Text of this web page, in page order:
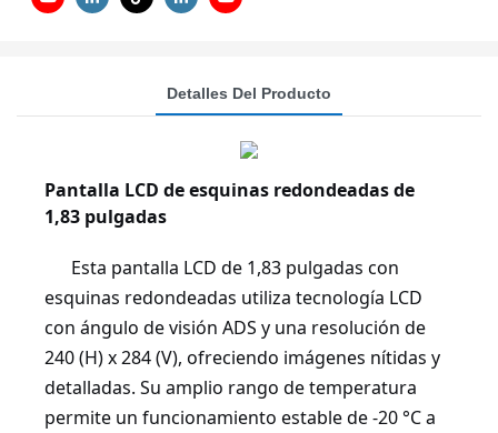
Detalles Del Producto
Pantalla LCD de esquinas redondeadas de
1,83 pulgadas
Esta pantalla LCD de 1,83 pulgadas con
esquinas redondeadas utiliza tecnología LCD
con ángulo de visión ADS y una resolución de
240 (H) x 284 (V), ofreciendo imágenes nítidas y
detalladas. Su amplio rango de temperatura
permite un funcionamiento estable de -20 °C a